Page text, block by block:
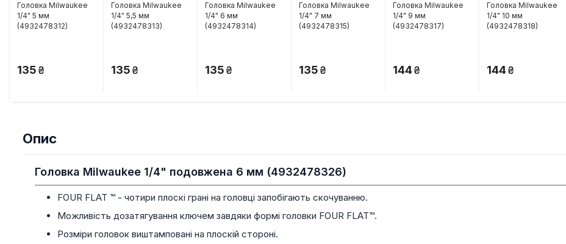
Головка Milwaukee
1/4" 5 мм
(4932478312)
135
Головка Milwaukee
1/4" 5,5 мм
(4932478313)
135
Головка Milwaukee
1/4" 6 мм
(4932478314)
135
Головка Milwaukee
1/4" 7 мм
(4932478315)
135
Головка Milwaukee
1/4" 9 мм
(4932478317)
144
Головка Milwaukee
1/4" 10 мм
(4932478318)
144
Опис
Головка Milwaukee 1/4" подовжена 6 мм (4932478326)
FOUR FLAT ™ - чотири плоскі грані на головці запобігають скочуванню.
Можливість дозатягування ключем завдяки формі головки FOUR FLAT™.
Розміри головок виштамповані на плоскій стороні.